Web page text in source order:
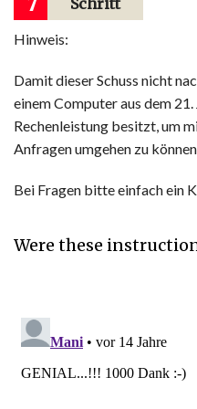
Schritt
Hinweis:
Damit dieser Schuss nicht
einem Computer aus dem
Rechenleistung besitzt, um
Anfragen umgehen zu
Bei Fragen bitte einfach ein
Were these